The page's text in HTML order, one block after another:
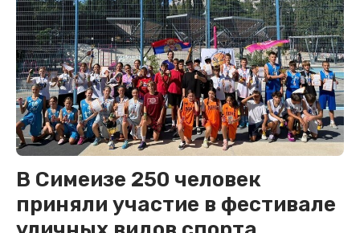
В Симеизе 250 человек
приняли участие в фестивале